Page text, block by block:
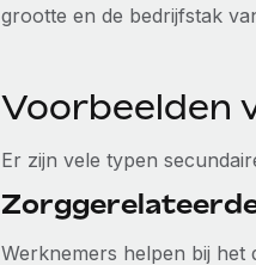
grootte en de bedrijfstak
Voorbeelden
Er zijn vele typen
Werknemers helpen bij